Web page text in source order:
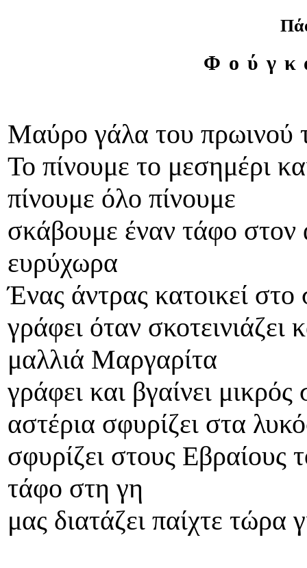
Μαύρο γάλα του πρωινού
Το πίνουμε το μεσημέρι
πίνουμε όλο πίνουμε
σκάβουμε έναν τάφο στον
ευρύχωρα
Ένας άντρας κατοικεί στο
γράφει όταν
μαλλιά Μαργαρίτα
γράφει και βγαίνει
αστέρια σφυρίζει στα
σφυρίζει στους Εβραίους
τάφο στη γη
μας διατάζει παίχτε τώρα